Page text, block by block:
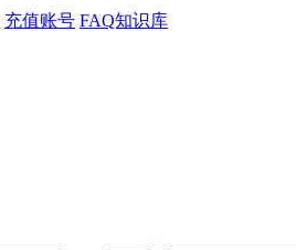
充值账号 FAQ知识库